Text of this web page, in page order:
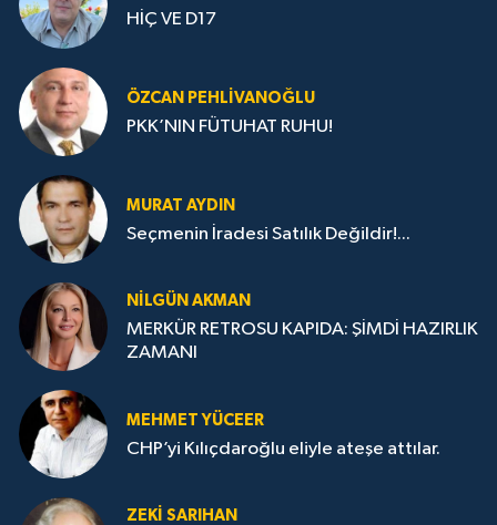
HİÇ VE D17
ÖZCAN PEHLIVANOĞLU
PKK’NIN FÜTUHAT RUHU!
MURAT AYDIN
Seçmenin İradesi Satılık Değildir!...
NILGÜN AKMAN
MERKÜR RETROSU KAPIDA: ŞİMDİ HAZIRLIK
ZAMANI
MEHMET YÜCEER
CHP’yi Kılıçdaroğlu eliyle ateşe attılar.
ZEKI SARIHAN